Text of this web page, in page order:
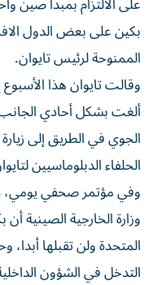
بكين على ‌بعض الدول
الممنوحة لرئيس تايوان.
وقالت تايوان هذا
ألغت بشكل أحادي ​الجانب
الجوي في الطريق إلى
الحلفاء الدبلوماسيين
وفي مؤتمر ​صحفي ‌يومي،
وزارة الخارجية الصينية
⁠المتحدة ولن تقبلها
⁠التدخل في ​الشؤون